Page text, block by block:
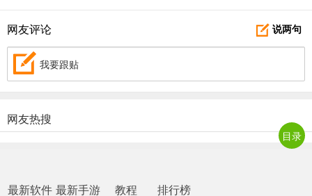
说两句
网友评论
我要跟贴
网友热搜
最新软件 最新手游 教程 排行榜
目录